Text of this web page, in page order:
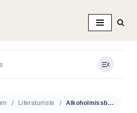
Literaturliste Alkoholmissbrauch: mögliche Rolle bei Elektrolytstörungen und Nierenerkrankungen